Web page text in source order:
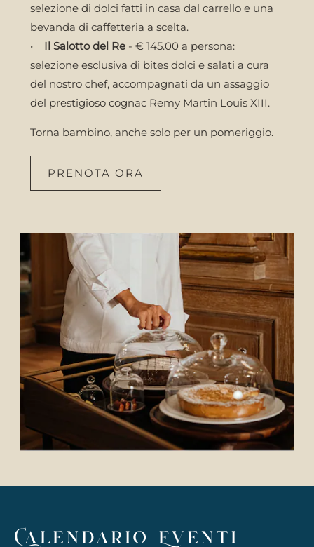
selezione di dolci fatti in casa dal carrello e una
bevanda di caffetteria a scelta.
• Il Salotto del Re - € 145.00 a persona:
selezione esclusiva di bites dolci e salati a cura
del nostro chef, accompagnati da un assaggio
del prestigioso cognac Remy Martin Louis XIII.
Torna bambino, anche solo per un pomeriggio.
PRENOTA ORA
Calendario Eventi